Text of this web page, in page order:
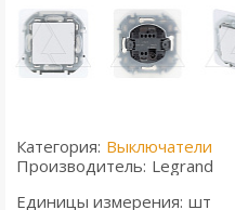
Категория: Выключатели
Производитель: Legrand
Единицы измерения: шт